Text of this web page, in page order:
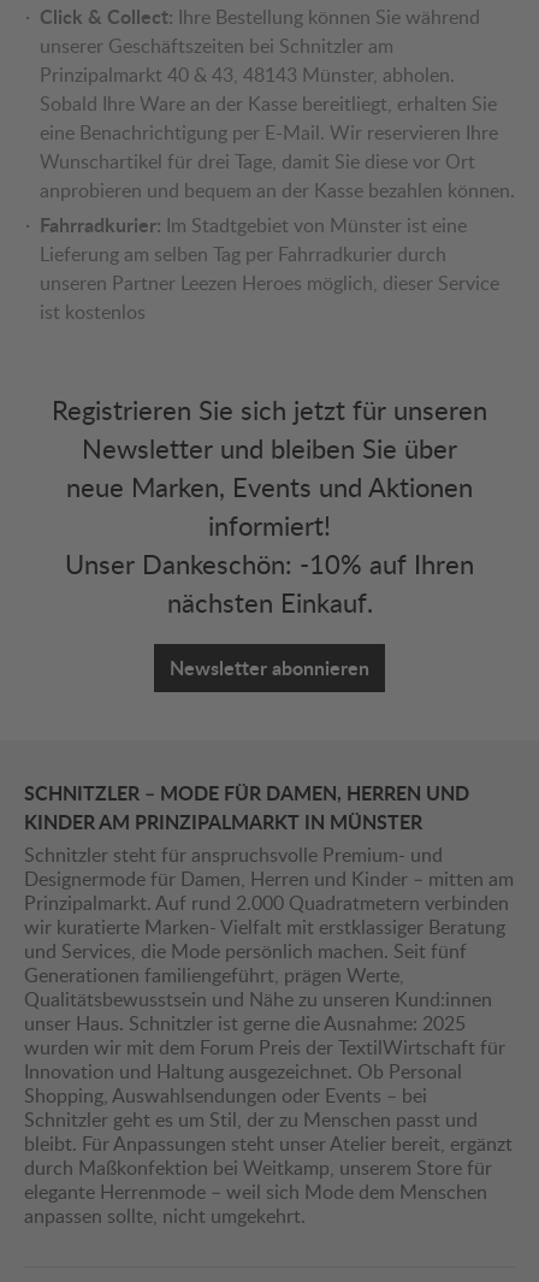
Click & Collect: Ihre Bestellung können Sie während
unserer Geschäftszeiten bei Schnitzler am
Prinzipalmarkt 40 & 43, 48143 Münster, abholen.
Sobald Ihre Ware an der Kasse bereitliegt, erhalten Sie
eine Benachrichtigung per E-Mail. Wir reservieren Ihre
Wunschartikel für drei Tage, damit Sie diese vor Ort
anprobieren und bequem an der Kasse bezahlen können.
Fahrradkurier: Im Stadtgebiet von Münster ist eine
Lieferung am selben Tag per Fahrradkurier durch
unseren Partner Leezen Heroes möglich, dieser Service
ist kostenlos
Registrieren Sie sich jetzt für unseren
Newsletter und bleiben Sie über
neue Marken, Events und Aktionen
informiert!
Unser Dankeschön: -10% auf Ihren
nächsten Einkauf.
Newsletter abonnieren
SCHNITZLER – MODE FÜR DAMEN, HERREN UND
KINDER AM PRINZIPALMARKT IN MÜNSTER
Schnitzler steht für anspruchsvolle Premium- und
Designermode für Damen, Herren und Kinder – mitten am
Prinzipalmarkt. Auf rund 2.000 Quadratmetern verbinden
wir kuratierte Marken- Vielfalt mit erstklassiger Beratung
und Services, die Mode persönlich machen. Seit fünf
Generationen familiengeführt, prägen Werte,
Qualitätsbewusstsein und Nähe zu unseren Kund:innen
unser Haus. Schnitzler ist gerne die Ausnahme: 2025
wurden wir mit dem Forum Preis der TextilWirtschaft für
Innovation und Haltung ausgezeichnet. Ob Personal
Shopping, Auswahlsendungen oder Events – bei
Schnitzler geht es um Stil, der zu Menschen passt und
bleibt. Für Anpassungen steht unser Atelier bereit, ergänzt
durch Maßkonfektion bei Weitkamp, unserem Store für
elegante Herrenmode – weil sich Mode dem Menschen
anpassen sollte, nicht umgekehrt.